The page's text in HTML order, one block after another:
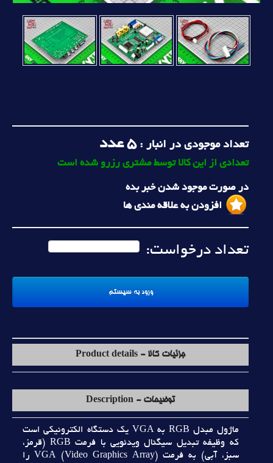
تعداد موجودی در انبار :5 عدد
تعدادی از این کالا توسط مشتری رزرو شده است
در صورت موجود شدن خبر بده
افزودن به علاقه مندی ها
تعداد درخواست:
جزئیات کالا - Product details
توضیحات - Description
ماژول مبدل RGB به VGA يک دستگاه الکترونيکي است
که وظيفه تبديل سيگنال ويدئويي با فرمت RGB (قرمز،
سبز، آبي) به فرمت VGA (Video Graphics Array) را